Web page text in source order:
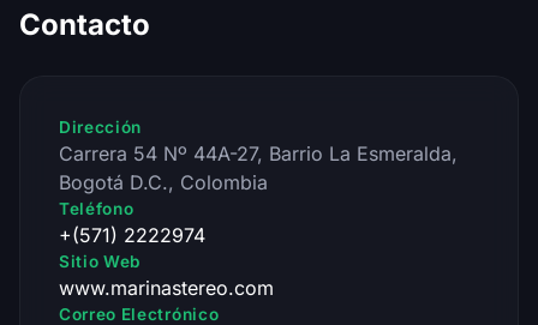
Contacto
Dirección
Carrera 54 Nº 44A-27, Barrio La Esmeralda,
Bogotá D.C., Colombia
Teléfono
+(571) 2222974
Sitio Web
www.marinastereo.com
Correo Electrónico